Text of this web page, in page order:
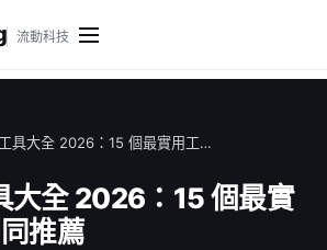
流動科技
具大全 2026：15 個最實用工…
大全 2026：15 個最實
推薦